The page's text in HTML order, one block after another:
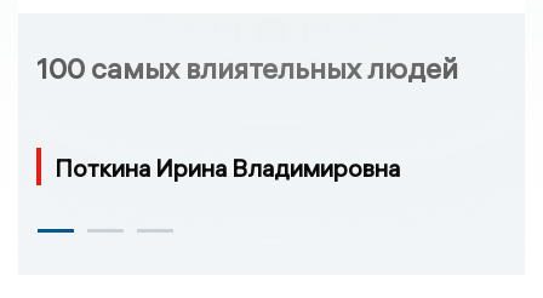
100 самых влиятельных людей
Поткина Ирина Владимировна